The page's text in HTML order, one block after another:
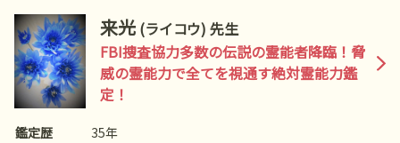
来光 (ライコウ) 先生
FBI捜査協力多数の伝説の霊能者降臨！脅
威の霊能力で全てを視通す絶対霊能力鑑
定！
鑑定歴
35年